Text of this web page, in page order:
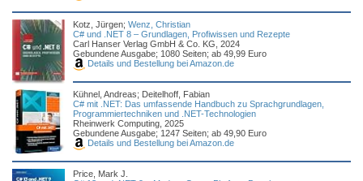
Kotz, Jürgen; Wenz, Christian
C# und .NET 8 – Grundlagen, Profiwissen und Rezepte
Carl Hanser Verlag GmbH & Co. KG, 2024
Gebundene Ausgabe; 1080 Seiten; ab 49,99 Euro
Details und Bestellung bei Amazon.de
Kühnel, Andreas; Deitelhoff, Fabian
C# mit .NET: Das umfassende Handbuch zu Sprachgrundlagen,
Programmiertechniken und .NET-Technologien
Rheinwerk Computing, 2025
Gebundene Ausgabe; 1247 Seiten; ab 49,90 Euro
Details und Bestellung bei Amazon.de
Price, Mark J.